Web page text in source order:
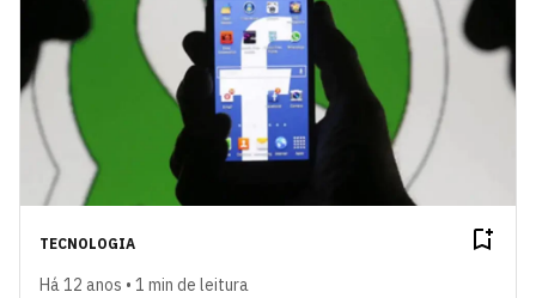
TECNOLOGIA
Há 12 anos • 1 min de leitura